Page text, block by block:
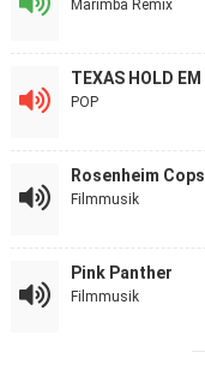
Marimba Remix
TEXAS HOLD EM
POP
Rosenheim Cops
Filmmusik
Pink Panther
Filmmusik